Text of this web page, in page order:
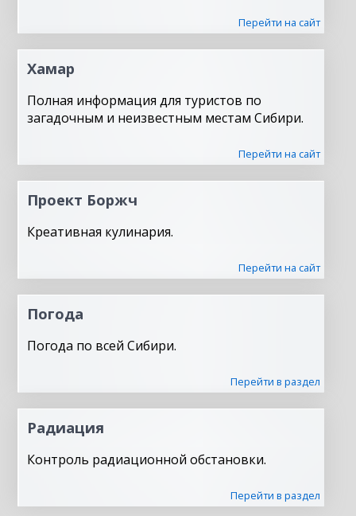
Перейти на сайт
Хамар
Полная информация для туристов по
загадочным и неизвестным местам Сибири.
Перейти на сайт
Проект Боржч
Креативная кулинария.
Перейти на сайт
Погода
Погода по всей Сибири.
Перейти в раздел
Радиация
Контроль радиационной обстановки.
Перейти в раздел